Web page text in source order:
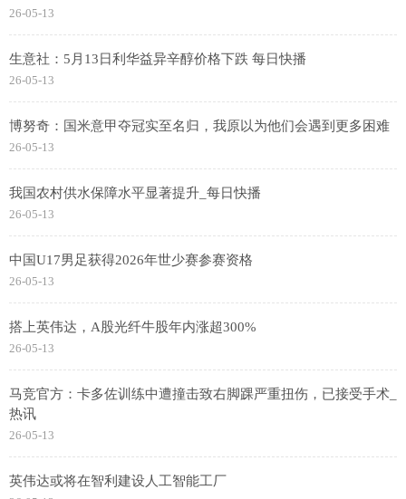
26-05-13
生意社：5月13日利华益异辛醇价格下跌 每日快播
26-05-13
博努奇：国米意甲夺冠实至名归，我原以为他们会遇到更多困难
26-05-13
我国农村供水保障水平显著提升_每日快播
26-05-13
中国U17男足获得2026年世少赛参赛资格
26-05-13
搭上英伟达，A股光纤牛股年内涨超300%
26-05-13
马竞官方：卡多佐训练中遭撞击致右脚踝严重扭伤，已接受手术_
热讯
26-05-13
英伟达或将在智利建设人工智能工厂